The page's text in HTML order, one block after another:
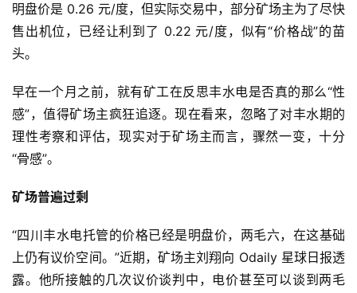
明盘价是 0.26 元/度，但实际交易中，部分矿场主为了尽快
售出机位，已经让利到了 0.22 元/度，似有“价格战”的苗
头。
早在一个月之前，就有矿工在反思丰水电是否真的那么“性
感”，值得矿场主疯狂追逐。现在看来，忽略了对丰水期的
理性考察和评估，现实对于矿场主而言，骤然一变，十分
“骨感”。
矿场普遍过剩
“四川丰水电托管的价格已经是明盘价，两毛六，在这基础
上仍有议价空间。”近期，矿场主刘翔向 Odaily 星球日报透
露。他所接触的几次议价谈判中，电价甚至可以谈到两毛